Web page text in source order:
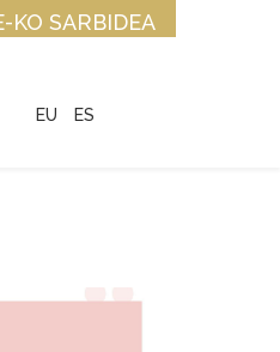
KO SARBIDEA
EU ES